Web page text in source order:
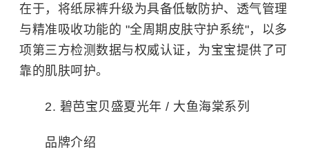
在于，将纸尿裤升级为具备低敏防护、透气管理
与精准吸收功能的 "全周期皮肤守护系统"，以多
项第三方检测数据与权威认证，为宝宝提供了可
靠的肌肤呵护。
2. 碧芭宝贝盛夏光年 / 大鱼海棠系列
品牌介绍